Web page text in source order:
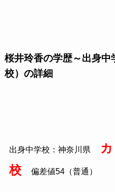
桜井玲香の学歴～出身
校）の詳細
出身中学校：神奈川県
校
偏差値54（普通）